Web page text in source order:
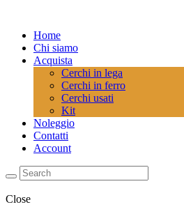
Home
Chi siamo
Acquista
Cerchi in lega
Cerchi in ferro
Cerchi usati
Kit
Noleggio
Contatti
Account
Close